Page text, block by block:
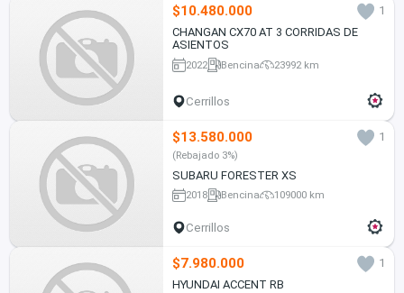
$10.480.000
1
CHANGAN CX70 AT 3 CORRIDAS DE
ASIENTOS
2022 Bencina 23992 km
Cerrillos
$13.580.000 1
(Rebajado 3%)
SUBARU FORESTER XS
2018 Bencina 109000 km
Cerrillos
$7.980.000
1
HYUNDAI ACCENT RB